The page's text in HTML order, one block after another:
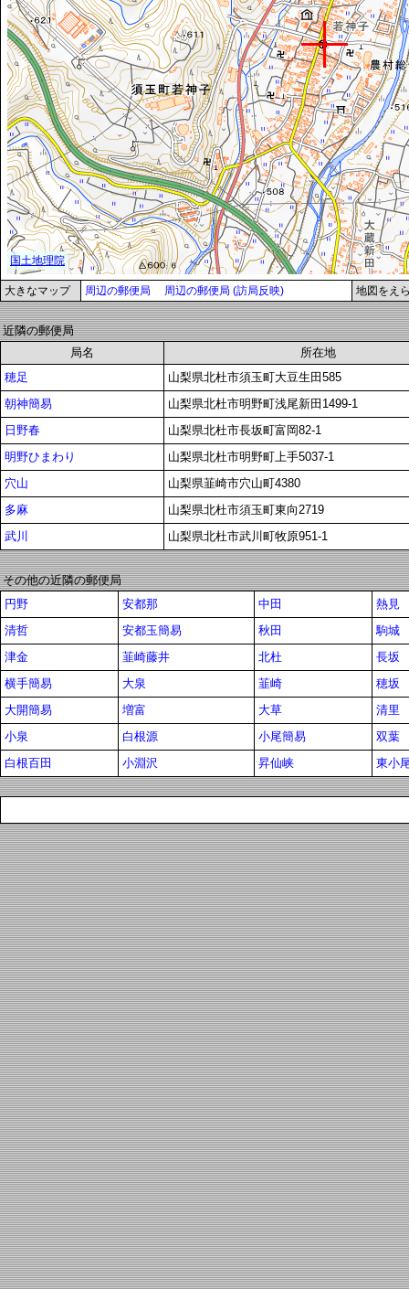
大きなマップ 周辺の郵便局 周辺の郵便局 (訪局反映) 地図をえ
近隣の郵便局
局名
所在地
穂足
山梨県北杜市須玉町大豆生田585
朝神簡易
山梨県北杜市明野町浅尾新田1499-1
日野春
山梨県北杜市長坂町富岡82-1
明野ひまわり
山梨県北杜市明野町上手5037-1
穴山
山梨県韮崎市穴山町4380
多麻
山梨県北杜市須玉町東向2719
武川
山梨県北杜市武川町牧原951-1
その他の近隣の郵便局
円野
安都那 中田
熱見
清哲
安都玉簡易 秋田
駒城
津金
韮崎藤井 北杜
長坂
横手簡易
大泉 韮崎
穂坂
大開簡易
増富 大草
清里
小泉
白根源 小尾簡易
双葉
白根百田
小淵沢 昇仙峡 東小